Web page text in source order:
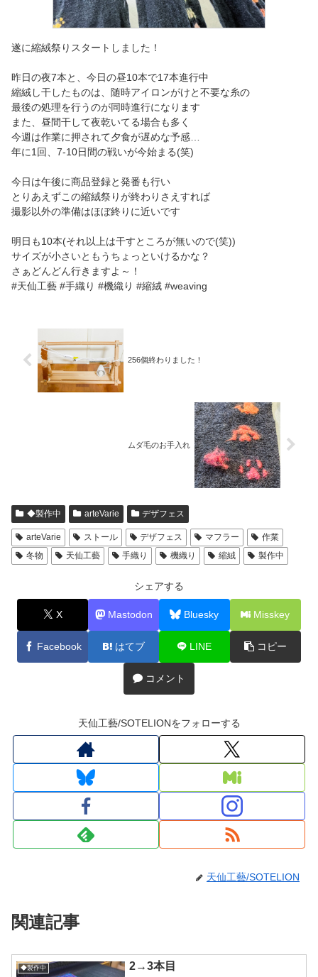
遂に縮絨祭りスタートしました！
昨日の夜7本と、今日の昼10本で17本進行中
縮絨し干したものは、随時アイロンがけと不要な糸の
最後の処理を行うのが同時進行になります
また、昼間干して夜乾いてる場合も多く
今週は作業に押されて夕食が遅めな予感…
年に1回、7-10日間の戦いが今始まる(笑)
今日は午後に商品登録と発番も行い
とりあえずこの縮絨祭りが終わりさえすれば
撮影以外の準備はほぼ終りに近いです
明日も10本(それ以上は干すところが無いので(笑))
サイズが小さいともうちょっといけるかな？
さぁどんどん行きますよ～！
#天仙工藝 #手織り #機織り #縮絨 #weaving
256個終わりました！
ムダ毛のお手入れ
◆製作中 arteVarie デザフェス
arteVarie ストール デザフェス マフラー
作業
冬物
天仙工藝 手織り 機織り 縮絨 製作中
シェアする
X Mastodon Bluesky Misskey
Facebook はてブ LINE コピー
コメント
天仙工藝/SOTELIONをフォローする
天仙工藝/SOTELION
関連記事
◆製作中 2→3本目